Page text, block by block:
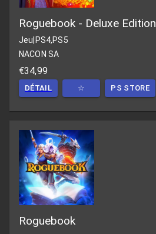
Roguebook - Deluxe Edition
Jeu|PS4,PS5
NACON SA
€34,99
DÉTAIL ☆ PS STORE
Roguebook